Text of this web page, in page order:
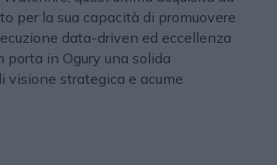
per la sua capacità di promuovere
data-driven ed eccellenza
porta in Ogury una solida
visione strategica e acume